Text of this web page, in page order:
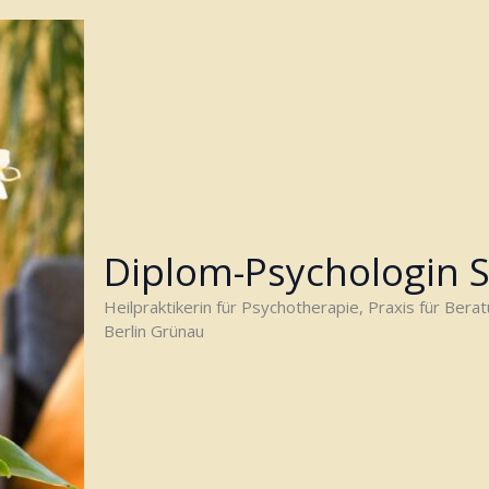
Diplom-Psychologin
Heilpraktikerin für Psychotherapie, Praxis für
Berlin Grünau